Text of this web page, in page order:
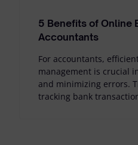
5 Benefits of Online
Accountants
For accountants,
management is crucial
and minimizing errors.
tracking bank